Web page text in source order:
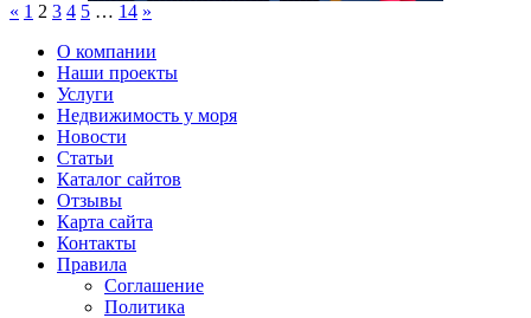
« 1 2 3 4 5 … 14 »
О компании
Наши проекты
Услуги
Недвижимость у моря
Новости
Статьи
Каталог сайтов
Отзывы
Карта сайта
Контакты
Правила
Соглашение
Политика